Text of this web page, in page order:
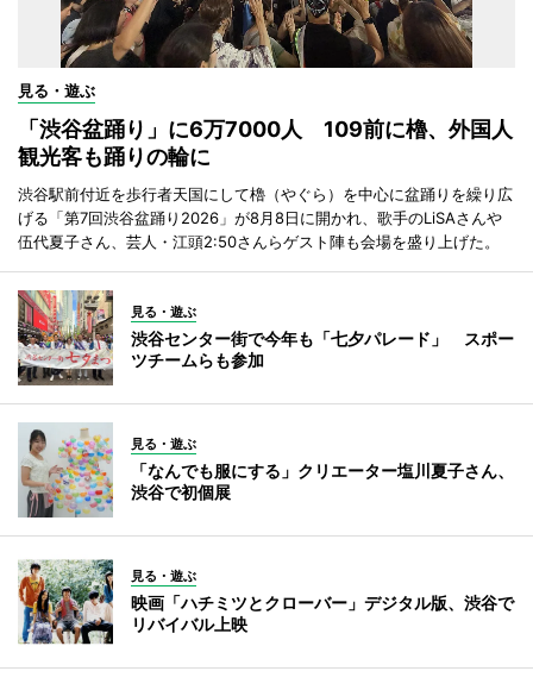
見る・遊ぶ
「渋谷盆踊り」に6万7000人 109前に櫓、外国人
観光客も踊りの輪に
渋谷駅前付近を歩行者天国にして櫓（やぐら）を中心に盆踊りを繰り広
げる「第7回渋谷盆踊り2026」が8月8日に開かれ、歌手のLiSAさんや
伍代夏子さん、芸人・江頭2:50さんらゲスト陣も会場を盛り上げた。
見る・遊ぶ
渋谷センター街で今年も「七夕パレード」 スポー
ツチームらも参加
見る・遊ぶ
「なんでも服にする」クリエーター塩川夏子さん、
渋谷で初個展
見る・遊ぶ
映画「ハチミツとクローバー」デジタル版、渋谷で
リバイバル上映